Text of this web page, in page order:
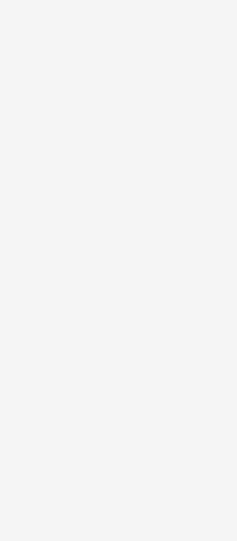
Hür Ağbaba gözaltında!
ve görseller çıktı!